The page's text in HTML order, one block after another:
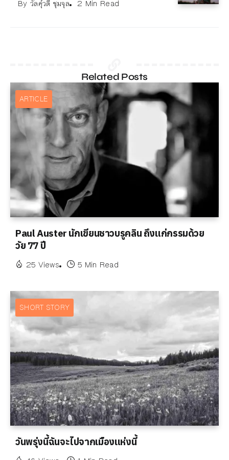
By วัลคุ์วดี ชุมจุล 2 Min Read
Related Posts
ARTICLE
Paul Auster นักเขียนชาวบรูคลิน ถึงแก่กรรมด้วย
วัย 77 ปี
25 Views 5 Min Read
SHORT STORY
วันพรุ่งนี้ฉันจะไปจากเมืองแห่งนี้